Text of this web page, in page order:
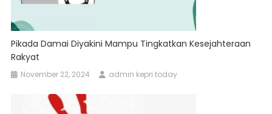
Pikada Damai Diyakini Mampu Tingkatkan Kesejahteraan
Rakyat
November 22, 2024 admin kepri today